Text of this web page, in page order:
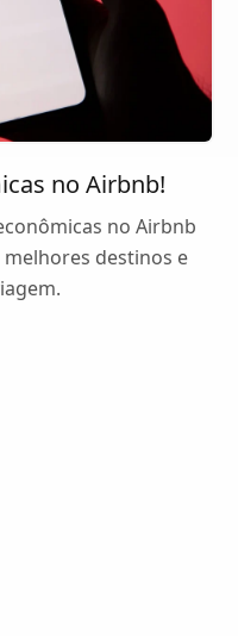
no Airbnb!
no Airbnb
destinos e